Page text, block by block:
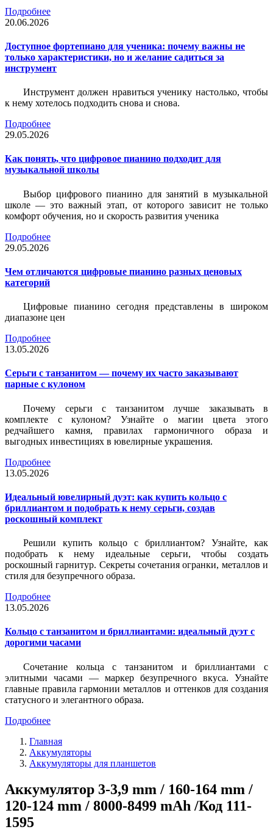
Подробнее
20.06.2026
Доступное фортепиано для ученика: почему важны не
только характеристики, но и желание садиться за
инструмент
Инструмент должен нравиться ученику настолько, чтобы
к нему хотелось подходить снова и снова.
Подробнее
29.05.2026
Как понять, что цифровое пианино подходит для
музыкальной школы
Выбор цифрового пианино для занятий в музыкальной
школе — это важный этап, от которого зависит не только
комфорт обучения, но и скорость развития ученика
Подробнее
29.05.2026
Чем отличаются цифровые пианино разных ценовых
категорий
Цифровые пианино сегодня представлены в широком
диапазоне цен
Подробнее
13.05.2026
Серьги с танзанитом — почему их часто заказывают
парные с кулоном
Почему серьги с танзанитом лучше заказывать в
комплекте с кулоном? Узнайте о магии цвета этого
редчайшего камня, правилах гармоничного образа и
выгодных инвестициях в ювелирные украшения.
Подробнее
13.05.2026
Идеальный ювелирный дуэт: как купить кольцо с
бриллиантом и подобрать к нему серьги, создав
роскошный комплект
Решили купить кольцо с бриллиантом? Узнайте, как
подобрать к нему идеальные серьги, чтобы создать
роскошный гарнитур. Секреты сочетания огранки, металлов и
стиля для безупречного образа.
Подробнее
13.05.2026
Кольцо с танзанитом и бриллиантами: идеальный дуэт с
дорогими часами
Сочетание кольца с танзанитом и бриллиантами с
элитными часами — маркер безупречного вкуса. Узнайте
главные правила гармонии металлов и оттенков для создания
статусного и элегантного образа.
Подробнее
Главная
Аккумуляторы
Аккумуляторы для планшетов
Аккумулятор 3-3,9 mm / 160-164 mm /
120-124 mm / 8000-8499 mAh /Код 111-
1595